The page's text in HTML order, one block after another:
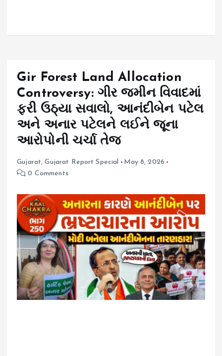
Gir Forest Land Allocation
Controversy: ગીર જમીન વિવાદમાં
ફરી ઉઠ્યા સવાલો, આનંદીબેન પટેલ
અને અનાર પટેલને લઈને જૂના
આરોપોની ચર્ચા તેજ
Gujarat,Gujarat Report Special
May 8, 2026
0 Comments